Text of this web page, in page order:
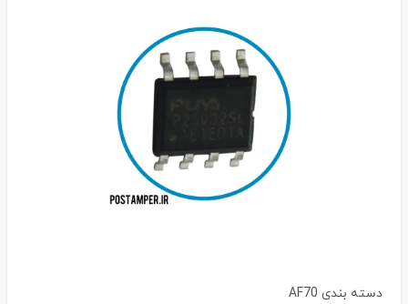
دسته بندیAF70